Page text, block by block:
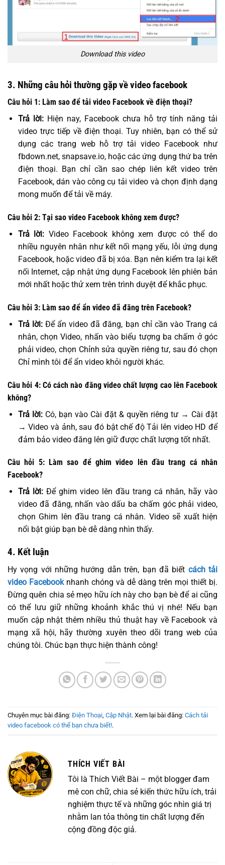
Download this video
3. Những câu hỏi thường gặp về video facebook
Câu hỏi 1: Làm sao để tải video Facebook về điện thoại?
Trả lời: Hiện nay, Facebook chưa hỗ trợ tính năng tải
video trực tiếp về điện thoại. Tuy nhiên, bạn có thể sử
dụng các trang web hỗ trợ tải video Facebook như
fbdown.net, snapsave.io, hoặc các ứng dụng thứ ba trên
điện thoại. Bạn chỉ cần sao chép liên kết video trên
Facebook, dán vào công cụ tải video và chọn định dạng
mong muốn để tải về máy.
Câu hỏi 2: Tại sao video Facebook không xem được?
Trả lời: Video Facebook không xem được có thể do
nhiều nguyên nhân như kết nối mạng yếu, lỗi ứng dụng
Facebook, hoặc video đã bị xóa. Bạn nên kiểm tra lại kết
nối Internet, cập nhật ứng dụng Facebook lên phiên bản
mới nhất hoặc thử xem trên trình duyệt để khắc phục.
Câu hỏi 3: Làm sao để ẩn video đã đăng trên Facebook?
Trả lời: Để ẩn video đã đăng, bạn chỉ cần vào Trang cá
nhân, chọn Video, nhấn vào biểu tượng ba chấm ở góc
phải video, chọn Chỉnh sửa quyền riêng tư, sau đó chọn
Chỉ mình tôi để ẩn video khỏi người khác.
Câu hỏi 4: Có cách nào đăng video chất lượng cao lên Facebook
không?
Trả lời: Có, bạn vào Cài đặt & quyền riêng tư → Cài đặt
→ Video và ảnh, sau đó bật chế độ Tải lên video HD để
đảm bảo video đăng lên giữ được chất lượng tốt nhất.
Câu hỏi 5: Làm sao để ghim video lên đầu trang cá nhân
Facebook?
Trả lời: Để ghim video lên đầu trang cá nhân, hãy vào
video đã đăng, nhấn vào dấu ba chấm góc phải video,
chọn Ghim lên đầu trang cá nhân. Video sẽ xuất hiện
nổi bật giúp bạn bè dễ dàng nhìn thấy.
4. Kết luận
Hy vọng với những hướng dẫn trên, bạn đã biết cách tải
video Facebooknhanh chóng và dễ dàng trên mọi thiết bị.
Đừng quên chia sẻ mẹo hữu ích này cho bạn bè để ai cũng
có thể lưu giữ những khoảnh khắc thú vị nhé! Nếu bạn
muốn cập nhật thêm nhiều thủ thuật hay về Facebook và
mạng xã hội, hãy thường xuyên theo dõi trang web của
chúng tôi. Chúc bạn thực hiện thành công!
Chuyên mục bài đăng: Điện Thoại, Cập Nhật. Xem lại bài đăng: Cách tải
video facebook có thể bạn chưa biết!.
THÍCH VIẾT BÀI
Tôi là Thích Viết Bài – một blogger đam
mê con chữ, chia sẻ kiến thức hữu ích, trải
nghiệm thực tế và những góc nhìn giá trị
nhằm lan tỏa thông tin chất lượng đến
cộng đồng độc giả.